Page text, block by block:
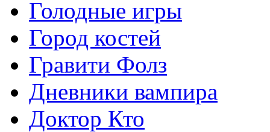
Голодные игры
Город костей
Гравити Фолз
Дневники вампира
Доктор Кто